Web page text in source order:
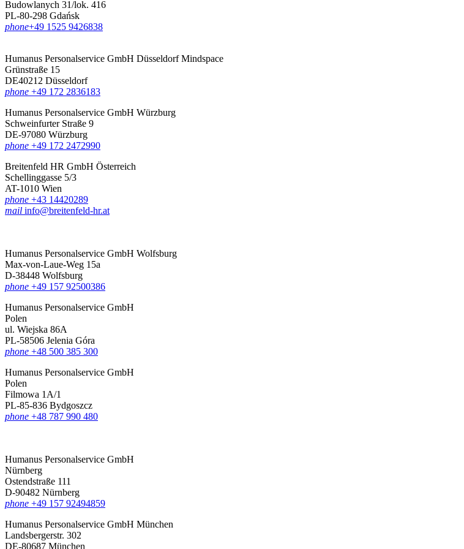
Budowlanych 31/lok. 416
PL-80-298 Gdańsk
phone‪+49 1525 9426838‬
Humanus Personalservice GmbH DüsseldorfMindspace
Grünstraße 15
DE40212 Düsseldorf
phone +49 172 2836183‬
Humanus Personalservice GmbH Würzburg
Schweinfurter Straße 9
DE-97080 Würzburg
phone +49 172 2472990
Breitenfeld HR GmbH Österreich
Schellinggasse 5/3
AT-1010 Wien
phone +43 14420289
mail info@breitenfeld-hr.at
Humanus Personalservice GmbH Wolfsburg
Max-von-Laue-Weg 15a
D-38448 Wolfsburg
phone +49 157 92500386
Humanus Personalservice GmbH
Polen
ul. Wiejska 86A
PL-58506 Jelenia Góra
phone +48 500 385 300
Humanus Personalservice GmbH
Polen
Filmowa 1A/1
PL-85-836 Bydgoszcz
phone +48 787 990 480
Humanus Personalservice GmbH
Nürnberg
Ostendstraße 111
D-90482 Nürnberg
phone +49 157 92494859
Humanus Personalservice GmbH München
Landsbergerstr. 302
DE-80687 München